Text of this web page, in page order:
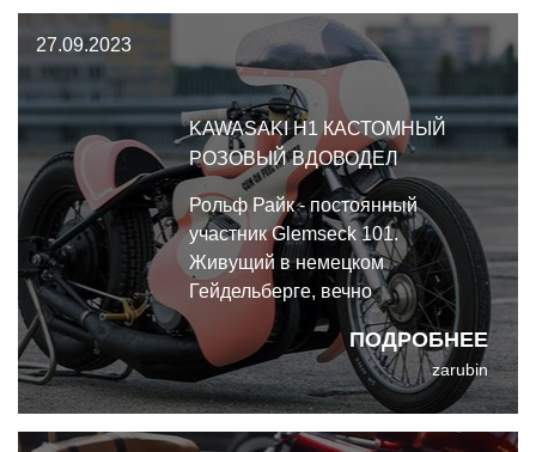
этом он переделан под
асфальтовую езду.
27.09.2023
KAWASAKI H1 КАСТОМНЫЙ
РОЗОВЫЙ ВДОВОДЕЛ
ПОДРОБНЕЕ
Рольф Райк - постоянный
участник Glemseck 101.
Живущий в немецком
Гейдельберге, вечно
жизнерадостный промышленный
дизайнер возглавляет школу
дизайна в соседнем городке,
Мангейме. А ещё у него есть
многолетний опыт создания
zarubin